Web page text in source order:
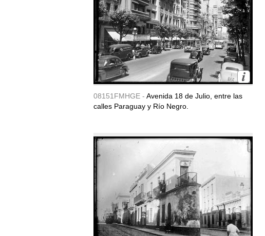
08151FMHGE - Avenida 18 de Julio, entre las
calles Paraguay y Río Negro.